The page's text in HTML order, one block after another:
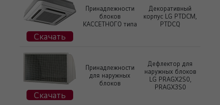
Скачать
Принадлежности
блоков
КАССЕТНОГО типа
Декоративный
корпус LG PTDCM,
PTDCQ
Скачать
Принадлежности
для наружных
блоков
Дефлектор для
наружных блоков
LG PRAGX2S0,
PRAGX3S0